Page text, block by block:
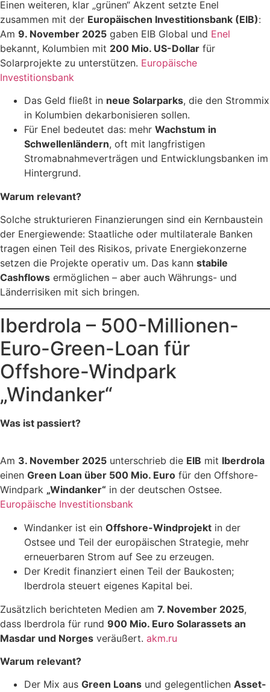
Einen weiteren, klar „grünen“ Akzent setzte Enel
zusammen mit der Europäischen Investitionsbank (EIB):
Am 9. November 2025 gaben EIB Global und Enel
bekannt, Kolumbien mit 200 Mio. US-Dollar für
Solarprojekte zu unterstützen. Europäische
Investitionsbank
Das Geld fließt in neue Solarparks, die den Strommix
in Kolumbien dekarbonisieren sollen.
Für Enel bedeutet das: mehr Wachstum in
Schwellenländern, oft mit langfristigen
Stromabnahmeverträgen und Entwicklungsbanken im
Hintergrund.
Warum relevant?
Solche strukturieren Finanzierungen sind ein Kernbaustein
der Energiewende: Staatliche oder multilaterale Banken
tragen einen Teil des Risikos, private Energiekonzerne
setzen die Projekte operativ um. Das kann stabile
Cashflows ermöglichen – aber auch Währungs- und
Länderrisiken mit sich bringen.
Iberdrola – 500-Millionen-
Euro-Green-Loan für
Offshore-Windpark
„Windanker“
Was ist passiert?
Am 3. November 2025 unterschrieb die EIB mit Iberdrola
einen Green Loan über 500 Mio. Euro für den Offshore-
Windpark „Windanker“ in der deutschen Ostsee.
Europäische Investitionsbank
Windanker ist ein Offshore-Windprojekt in der
Ostsee und Teil der europäischen Strategie, mehr
erneuerbaren Strom auf See zu erzeugen.
Der Kredit finanziert einen Teil der Baukosten;
Iberdrola steuert eigenes Kapital bei.
Zusätzlich berichteten Medien am 7. November 2025,
dass Iberdrola für rund 900 Mio. Euro Solarassets an
Masdar und Norges veräußert. akm.ru
Warum relevant?
Der Mix aus Green Loans und gelegentlichen Asset-